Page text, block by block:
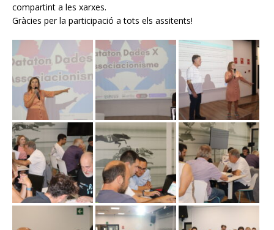
compartint a les xarxes.
Gràcies per la participació a tots els assitents!